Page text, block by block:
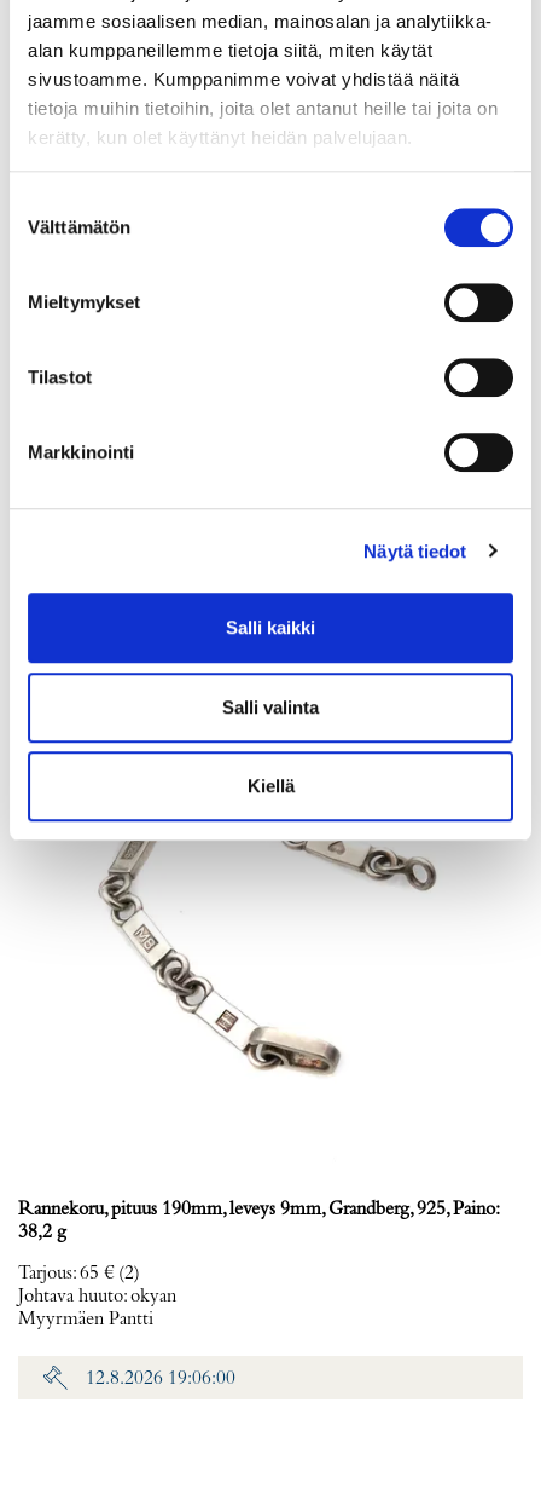
jaamme sosiaalisen median, mainosalan ja analytiikka-
alan kumppaneillemme tietoja siitä, miten käytät
sivustoamme. Kumppanimme voivat yhdistää näitä
tietoja muihin tietoihin, joita olet antanut heille tai joita on
kerätty, kun olet käyttänyt heidän palvelujaan.
valinta
Välttämätön
Mieltymykset
Tilastot
Markkinointi
Näytä tiedot
Salli kaikki
Salli valinta
Kiellä
Kultarannekello, Certina, quatrz;ei käy, 585br, Paino: 27,2 g
Myyrmäen Pantti
12.8.2026 19:42:30
Rannekoru, pituus 190mm, leveys 9mm, Grandberg, 925, Paino:
38,2 g
Tarjous:65 € (2)
Johtava huuto:okyan
Myyrmäen Pantti
12.8.2026 19:06:00